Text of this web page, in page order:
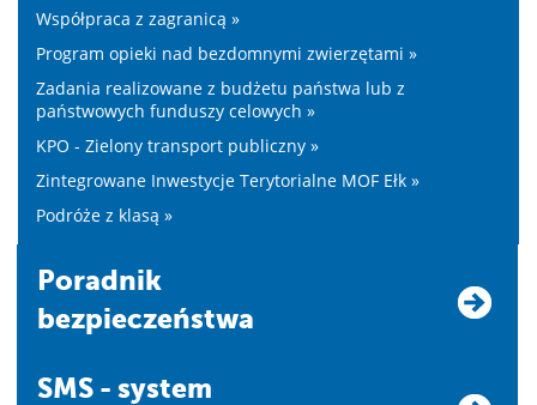
Współpraca z zagranicą »
Program opieki nad bezdomnymi zwierzętami »
Zadania realizowane z budżetu państwa lub z
państwowych funduszy celowych »
KPO - Zielony transport publiczny »
Zintegrowane Inwestycje Terytorialne MOF Ełk »
Podróże z klasą »
Poradnik
bezpieczeństwa
SMS - system